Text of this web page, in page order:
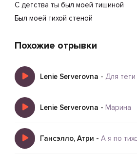
С детства ты был моей тишиной
Был моей тихой стеной
Похожие отрывки
Lenie Serverovna - Для тёти
Lenie Serverovna - Марина
Гансэлло, Атри - А я по